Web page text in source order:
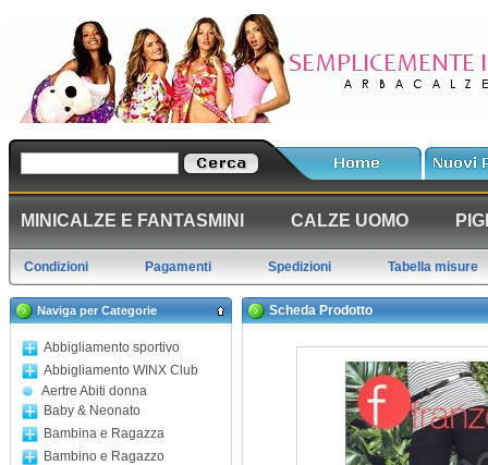
MINICALZE E FANTASMINI CALZE UOMO
Condizioni Pagamenti Spedizioni Tabella misure
Naviga per Categorie
Abbigliamento sportivo
Abbigliamento WINX Club
Aertre Abiti donna
Baby & Neonato
Bambina e Ragazza
Bambino e Ragazzo
Scheda Prodotto